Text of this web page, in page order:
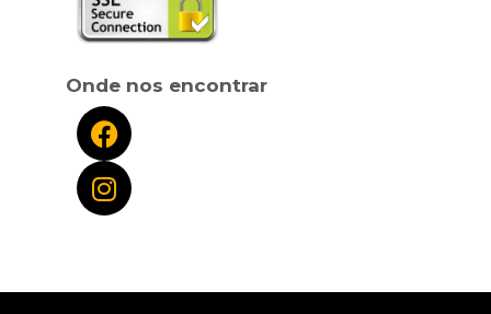
Onde nos encontrar